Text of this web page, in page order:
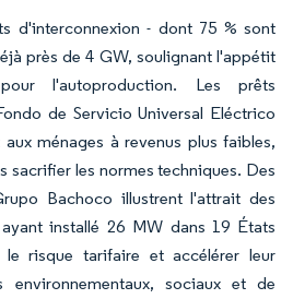
d'interconnexion - dont 75 % sont
près de 4 GW, soulignant l'appétit
l'autoproduction. Les prêts
de Servicio Universal Eléctrico
ménages à revenus plus faibles,
sacrifier les normes techniques. Des
Bachoco illustrent l'attrait des
installé 26 MW dans 19 États
risque tarifaire et accélérer leur
environnementaux, sociaux et de